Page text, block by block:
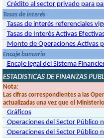
Crédito al sector privado para
Tasas de interés
Tasas de interés referenciales
Tasas de Interés Activas
Monto de Operaciones Activas
Encaje bancario
Encaje legal del Sistema
ESTADISTICAS DE FINANZAS
Nota:
Las cifras correspondientes a las
actualizadas una vez que el
Gráficos
Operaciones del Sector Público
Operaciones del Sector Público